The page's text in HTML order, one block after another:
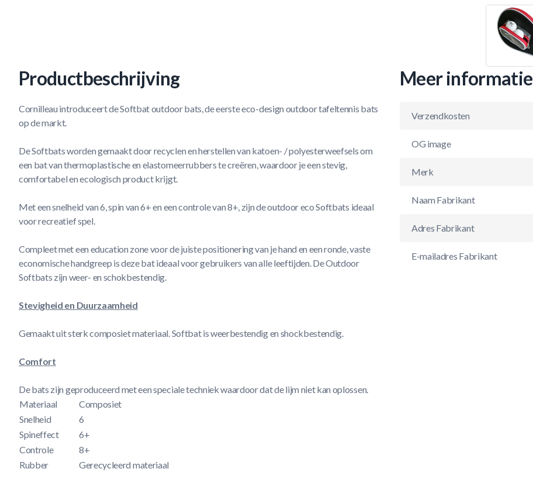
Productbeschrijving
Cornilleau introduceert de Softbat outdoor bats, de eerste eco-design outdoor tafeltennis bats
op de markt.
De Softbats worden gemaakt door recyclen en herstellen van katoen- / polyesterweefsels om
een bat van thermoplastische en elastomeerrubbers te creëren, waardoor je een stevig,
comfortabel en ecologisch product krijgt.
Met een snelheid van 6, spin van 6+ en een controle van 8+, zijn de outdoor eco Softbats ideaal
voor recreatief spel.
Compleet met een education zone voor de juiste positionering van je hand en een ronde, vaste
economische handgreep is deze bat ideaal voor gebruikers van alle leeftijden. De Outdoor
Softbats zijn weer- en schokbestendig.
Stevigheid en Duurzaamheid
Gemaakt uit sterk composiet materiaal. Softbat is weerbestendig en shockbestendig.
Comfort
De bats zijn geproduceerd met een speciale techniek waardoor dat de lijm niet kan oplossen.
Materiaal
Composiet
Snelheid
6
Spineffect
6+
Controle
8+
Rubber
Gerecycleerd materiaal
Meer informatie
Verzendkosten
OG image
Merk
Naam Fabrikant
Adres Fabrikant
E-mailadres Fabrikant